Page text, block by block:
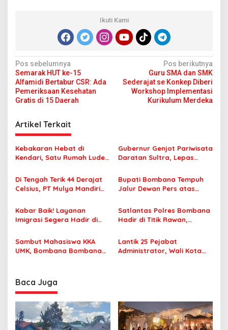
Ikuti Kami
N
a
v
i
g
a
s
i
p
o
s
Pos sebelumnya
Semarak HUT ke-15
Alfamidi Bertabur CSR: Ada
Pemeriksaan Kesehatan
Gratis di 15 Daerah
Pos berikutnya
Guru SMA dan SMK
Sederajat se Konkep Diberi
Workshop Implementasi
Kurikulum Merdeka
Artikel Terkait
Kebakaran Hebat di
Kendari, Satu Rumah Ludes
Gubernur Genjot Pariwisata
Daratan Sultra, Lepas
Tiga Kabupaten Unggulan
Di Tengah Terik 44 Derajat
Celsius, PT Mulya Mandiri
Jamaah Tetap Sehat dan
Nyaman Beribadah
Bupati Bombana Tempuh
Jalur Dewan Pers atas
Korupsi Jembatan Cirauci II
Kabar Baik! Layanan
Imigrasi Segera Hadir di
Perlu Lagi ke Kendari
Satlantas Polres Bombana
Hadir di Titik Rawan,
Sekolah dengan Aman
Sambut Mahasiswa KKA
UMK, Bombana Bombana
Lantik 25 Pejabat
Administrator, Wali Kota
Baca Juga